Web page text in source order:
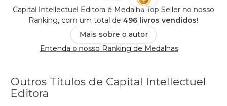
Capital Intellectuel Editora é Medalha Top Seller no nosso
Ranking, com um total de 496 livros vendidos!
Mais sobre o autor
Entenda o nosso Ranking de Medalhas
Outros Títulos de Capital Intellectuel
Editora